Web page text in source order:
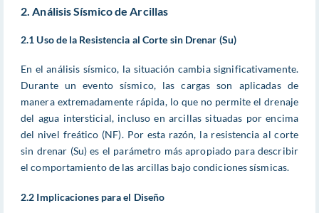
2. Análisis Sísmico de Arcillas
2.1 Uso de la Resistencia al Corte sin Drenar (Su)
En el análisis sísmico, la situación cambia significativamente.
Durante un evento sísmico, las cargas son aplicadas de
manera extremadamente rápida, lo que no permite el drenaje
del agua intersticial, incluso en arcillas situadas por encima
del nivel freático (NF). Por esta razón, la resistencia al corte
sin drenar (Su) es el parámetro más apropiado para describir
el comportamiento de las arcillas bajo condiciones sísmicas.
2.2 Implicaciones para el Diseño